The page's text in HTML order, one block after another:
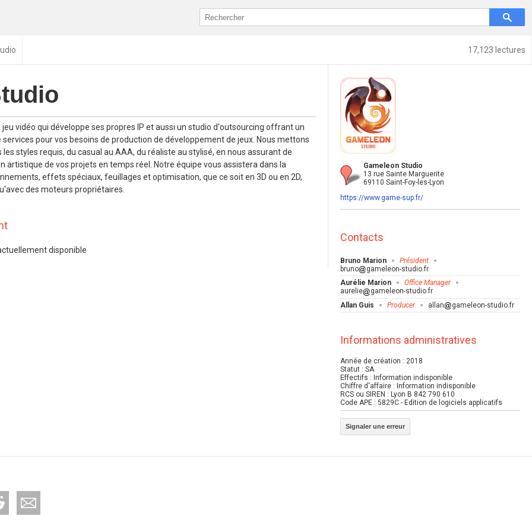
17,123 lectures
Gameleon Studio
13 rue Sainte Marguerite
69110 Saint-Foy-les-Lyon
https://www.game-sup.fr/
Contacts
Bruno Marion
Président
bruno
gameleon-studio.fr
Aurélie Marion
Office Manager
aurelie
gameleon-studio.fr
Allan Guis
Producer allan gameleon-studio.fr
Informations administratives
Année de création : 2018
Statut : SA
Effectifs : Information indisponible
Chiffre d'affaire : Information indisponible
RCS ou SIREN : Lyon B 842 790 610
Code APE : 5829C - Edition de logiciels applicatifs
Signaler une erreur
jeu vidéo qui développe ses propres IP et aussi un studio d'outsourcing offrant un
pour vos besoins de production de développement de jeux. Nous mettons
styles requis, du casual au AAA, du réaliste au stylisé, en nous assurant de
artistique de vos projets en temps réel. Notre équipe vous assistera dans la
effets spéciaux, feuillages et optimisation, que ce soit en 3D ou en 2D,
des moteurs propriétaires.
disponible